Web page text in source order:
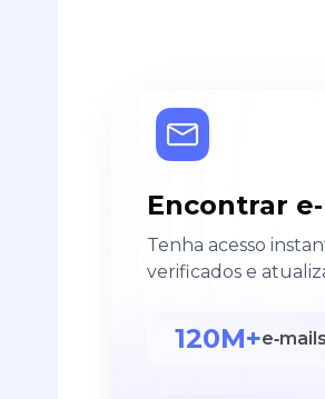
Encontrar
Tenha acesso
verificados e
120M+